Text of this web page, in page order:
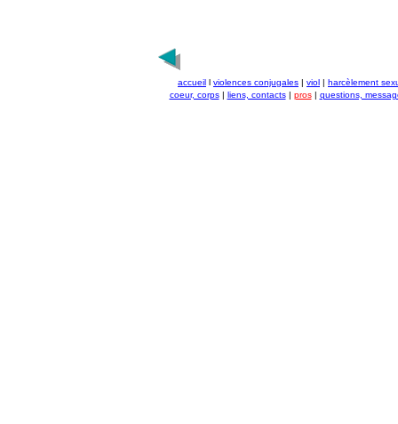
accueil l violences conjugales | viol | harcèlement
coeur, corps | liens, contacts| pros| questions,